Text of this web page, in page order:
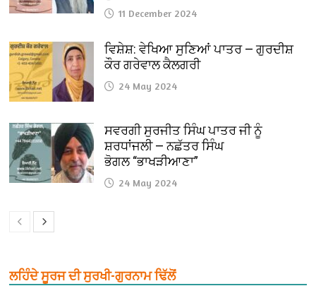
11 December 2024
ਵਿਸ਼ੇਸ਼: ਵੇਖਿਆ ਸੁਣਿਆਂ ਪਾਤਰ — ਗੁਰਦੀਸ਼
ਕੌਰ ਗਰੇਵਾਲ ਕੈਲਗਰੀ
24 May 2024
ਸਵਰਗੀ ਸੁਰਜੀਤ ਸਿੰਘ ਪਾਤਰ ਜੀ ਨੂੰ
ਸ਼ਰਧਾਂਜਲੀ — ਨਛੱਤਰ ਸਿੰਘ
ਭੋਗਲ “ਭਾਖੜੀਆਣਾ”
24 May 2024
ਲਹਿੰਦੇ ਸੂਰਜ ਦੀ ਸੁਰਖੀ-ਗੁਰਨਾਮ ਢਿੱਲੋਂ